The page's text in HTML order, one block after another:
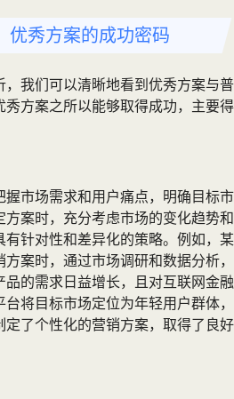
优秀方案的成功密码
我们可以清晰地看到优秀方案与普
方案之所以能够取得成功，主要得
市场需求和用户痛点，明确目标市
案时，充分考虑市场的变化趋势和
针对性和差异化的策略。例如，某
案时，通过市场调研和数据分析，
的需求日益增长，且对互联网金融
将目标市场定位为年轻用户群体，
了个性化的营销方案，取得了良好